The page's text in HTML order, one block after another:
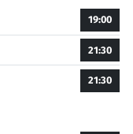
19:00
21:30
21:30